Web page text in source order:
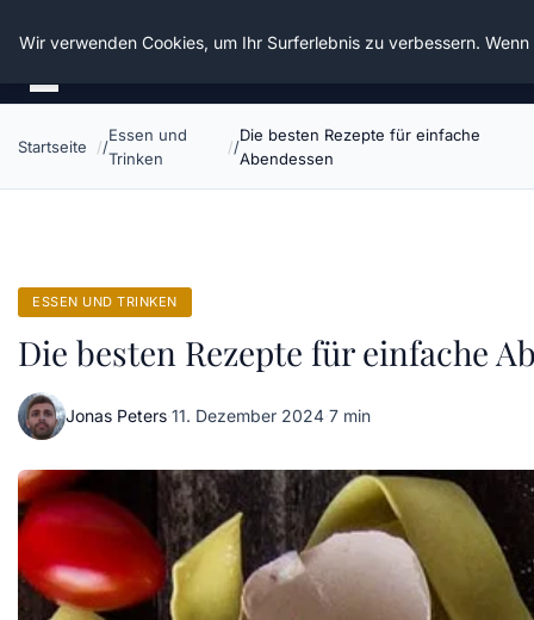
Die Schnitter
Startseite
Essen und
Trinken
Die besten Rezepte für einfache
Abendessen
ESSEN UND TRINKEN
Die besten Rezepte für einfache
Jonas Peters·11. Dezember 2024·7 min
Wir verwenden Cookies, um Ihr Surferlebnis zu verbessern.